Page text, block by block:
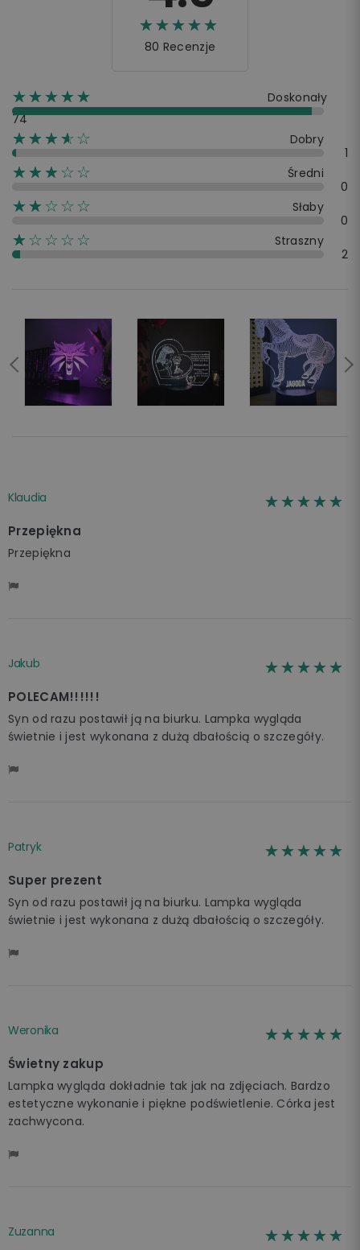
☆☆☆☆☆
★★★★★
80 Recenzje
☆☆☆☆☆
★★★★★
Doskonały
74
☆☆☆☆☆
★★★★
Dobry
1
☆☆☆☆☆
★★★
Średni
0
☆☆☆☆☆
★★
Słaby
0
☆☆☆☆☆
★
Straszny
2
Klaudia ☆☆☆☆☆
★★★★★
Przepiękna
Przepiękna
Jakub ☆☆☆☆☆
★★★★★
POLECAM!!!!!!
Syn od razu postawił ją na biurku. Lampka wygląda
świetnie i jest wykonana z dużą dbałością o szczegóły.
Patryk ☆☆☆☆☆
★★★★★
Super prezent
Syn od razu postawił ją na biurku. Lampka wygląda
świetnie i jest wykonana z dużą dbałością o szczegóły.
Weronika ☆☆☆☆☆
★★★★★
Świetny zakup
Lampka wygląda dokładnie tak jak na zdjęciach. Bardzo
estetyczne wykonanie i piękne podświetlenie. Córka jest
zachwycona.
Zuzanna ☆☆☆☆☆
★★★★★